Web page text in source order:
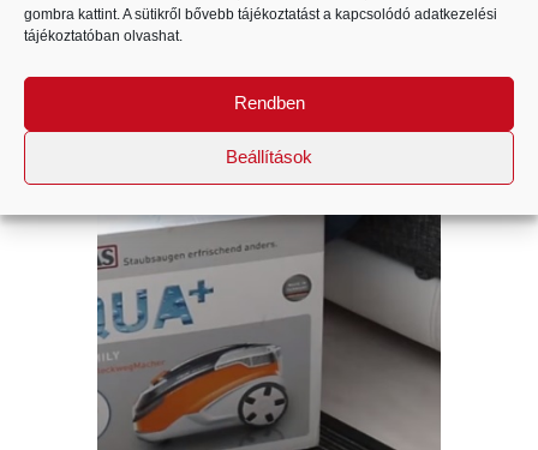
gombra kattint. A sütikről bővebb tájékoztatást a kapcsolódó adatkezelési
tájékoztatóban olvashat.
Rendben
Beállítások
A tartalom megtekintéséhez fogadja el a
Non Necessary
sütiket.